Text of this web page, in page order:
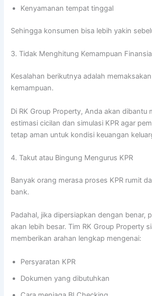
Kenyamanan tempat tinggal
Sehingga konsumen bisa lebih yakin
3. Tidak Menghitung Kemampuan
Kesalahan berikutnya adalah
kemampuan.
Di RK Group Property, Anda akan dibantu
estimasi cicilan dan simulasi KPR agar
tetap aman untuk kondisi keuangan
4. Takut atau Bingung Mengurus KPR
Banyak orang merasa proses KPR rumit
bank.
Padahal, jika dipersiapkan dengan benar,
akan lebih besar. Tim RK Group Property
memberikan arahan lengkap mengenai:
Persyaratan KPR
Dokumen yang dibutuhkan